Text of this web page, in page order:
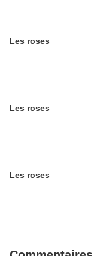
Les roses
Les roses
Les roses